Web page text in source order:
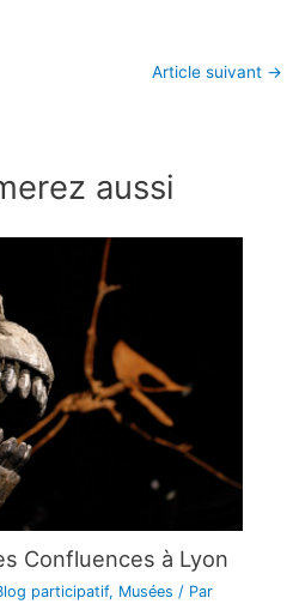
Article suivant →
aussi
Confluences à Lyon
participatif, Musées / Par